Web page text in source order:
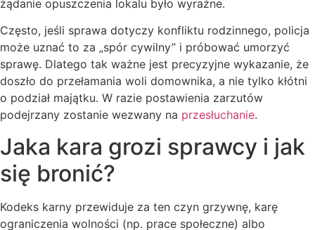
żądanie opuszczenia lokalu było wyraźne.
Często, jeśli sprawa dotyczy konfliktu rodzinnego, policja
może uznać to za „spór cywilny” i próbować umorzyć
sprawę. Dlatego tak ważne jest precyzyjne wykazanie, że
doszło do przełamania woli domownika, a nie tylko kłótni
o podział majątku. W razie postawienia zarzutów
podejrzany zostanie wezwany na przesłuchanie.
Jaka kara grozi sprawcy i jak
się bronić?
Kodeks karny przewiduje za ten czyn grzywnę, karę
ograniczenia wolności (np. prace społeczne) albo